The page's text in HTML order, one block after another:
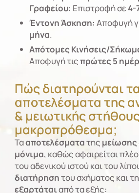
Γραφείου: Επιστροφή σε4-
Έντονη Άσκηση: Αποφυγή
μήνα.
Απότομες Κινήσεις/
Αποφυγή τιςπρώτες 5
Πώς διατηρούνται τα
αποτελέσματα της
& μειωτικής
μακροπρόθεσμα;
Τααποτελέσματατης
μόνιμα, καθώς αφαιρείται
του αδενικού ιστού και του
διατήρησητου σχήματος και
εξαρτάταιαπό τα εξής: